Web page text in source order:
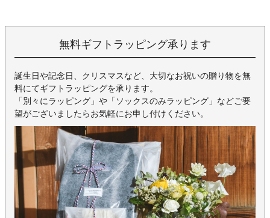
無料ギフトラッピング承ります
誕生日や記念日、クリスマスなど、大切なお祝いの贈り物を無
料にてギフトラッピングを承ります。
「別々にラッピング」や「ソックスのみラッピング」などご要
望がございましたらお気軽にお申し付けください。